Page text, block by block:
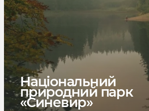
Національний
природний парк
«Синевир»